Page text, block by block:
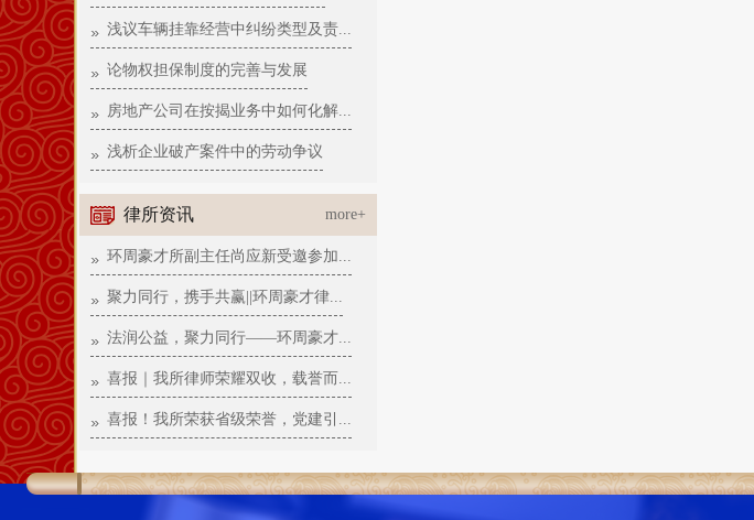
浅议车辆挂靠经营中纠纷类型及责...
论物权担保制度的完善与发展
房地产公司在按揭业务中如何化解...
浅析企业破产案件中的劳动争议
律所资讯 more+
环周豪才所副主任尚应新受邀参加...
聚力同行，携手共赢||环周豪才律...
法润公益，聚力同行——环周豪才...
喜报｜我所律师荣耀双收，载誉而...
喜报！我所荣获省级荣誉，党建引...